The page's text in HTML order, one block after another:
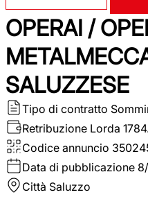
OPERAI /
SALUZZESE
Tipo di contratto
Retribuzione Lorda
Codice annuncio
Data di pubblicazione
Città Saluzzo